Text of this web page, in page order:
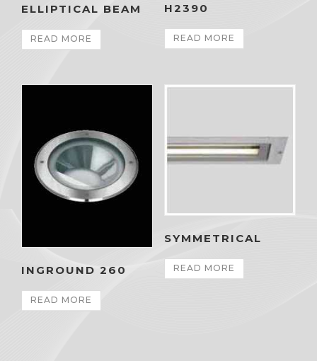
ELLIPTICAL BEAM
READ MORE
H2390
READ MORE
INGROUND 260
READ MORE
SYMMETRICAL
READ MORE